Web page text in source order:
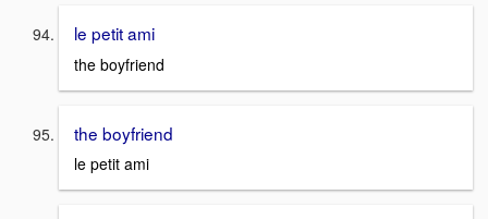
le petit ami
the boyfriend
the boyfriend
le petit ami